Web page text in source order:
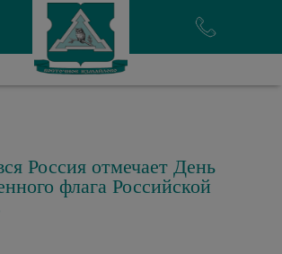
Россия отмечает День
флага Российской